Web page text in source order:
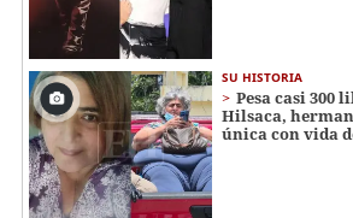
SU HISTORIA
Pesa casi 300
Hilsaca,
única con vida